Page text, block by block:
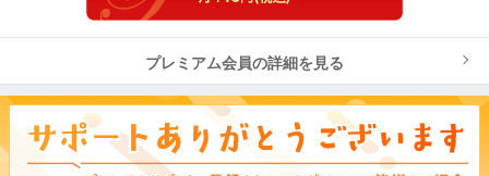
プレミアム会員の詳細を見る